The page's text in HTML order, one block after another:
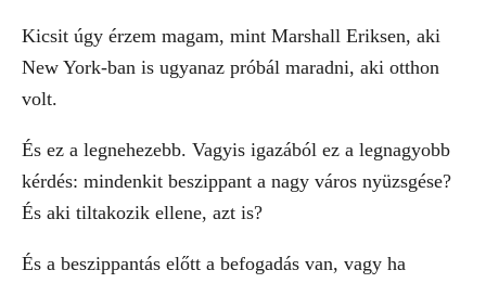
Kicsit úgy érzem magam, mint Marshall Eriksen, aki
New York-ban is ugyanaz próbál maradni, aki otthon
volt.
És ez a legnehezebb. Vagyis igazából ez a legnagyobb
kérdés: mindenkit beszippant a nagy város nyüzsgése?
És aki tiltakozik ellene, azt is?
És a beszippantás előtt a befogadás van, vagy ha